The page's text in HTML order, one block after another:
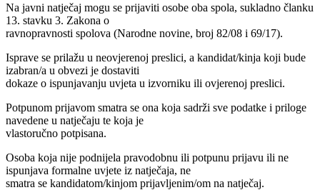
Na javni natječaj mogu se prijaviti osobe oba spola, sukladno članku
13. stavku 3. Zakona o
ravnopravnosti spolova (Narodne novine, broj 82/08 i 69/17).
Isprave se prilažu u neovjerenoj preslici, a kandidat/kinja koji bude
izabran/a u obvezi je dostaviti
dokaze o ispunjavanju uvjeta u izvorniku ili ovjerenoj preslici.
Potpunom prijavom smatra se ona koja sadrži sve podatke i priloge
navedene u natječaju te koja je
vlastoručno potpisana.
Osoba koja nije podnijela pravodobnu ili potpunu prijavu ili ne
ispunjava formalne uvjete iz natječaja, ne
smatra se kandidatom/kinjom prijavljenim/om na natječaj.